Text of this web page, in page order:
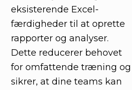
eksisterende Excel-
færdigheder til at oprette
rapporter og analyser.
Dette reducerer behovet
for omfattende træning og
sikrer, at dine teams kan